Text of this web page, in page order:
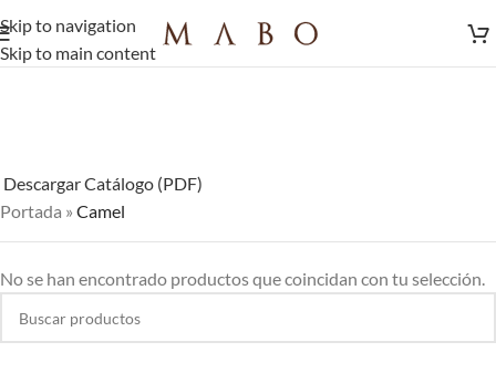
Skip to navigation
Skip to main content
Descargar Catálogo (PDF)
Portada » Camel
No se han encontrado productos que coincidan con tu selección.